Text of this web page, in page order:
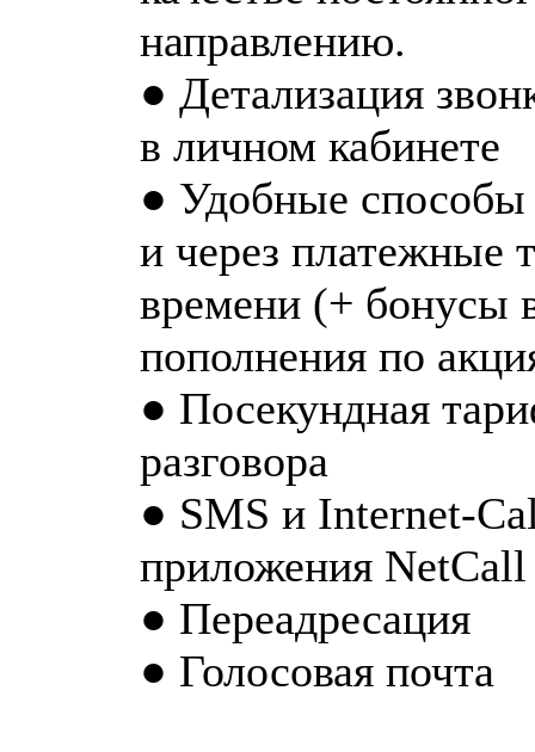
направлению.
● Детализация
в личном кабинете
● Удобные способы
и через платежные
времени (+ бонусы
пополнения по
● Посекундная
разговора
● SMS и Internet-
приложения
● Переадресация
● Голосовая почта